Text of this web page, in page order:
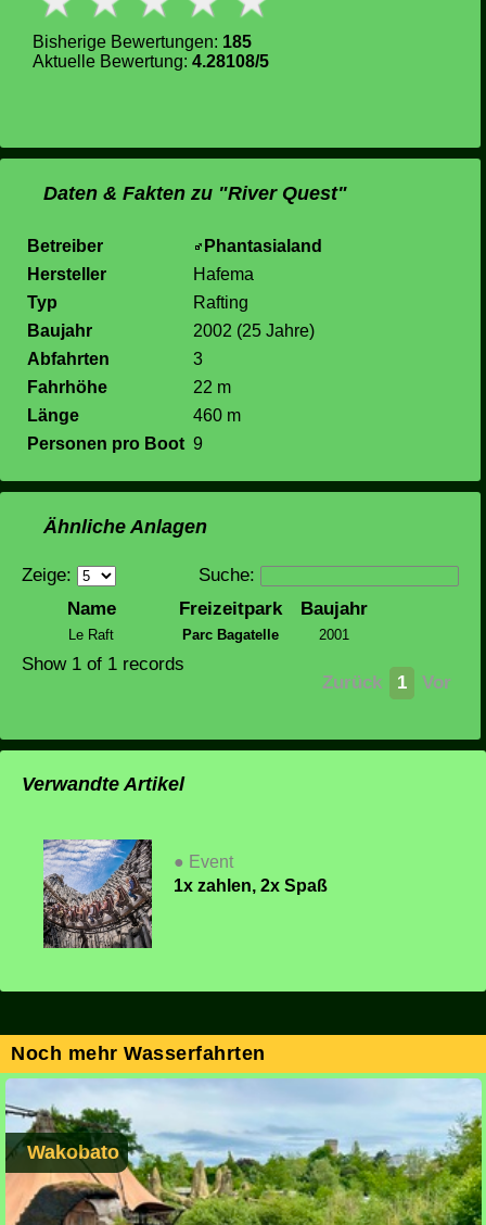
Bisherige Bewertungen: 185
Aktuelle Bewertung: 4.28108/5
Daten & Fakten zu "River Quest"
Betreiber
Phantasialand
Hersteller
Hafema
Typ
Rafting
Baujahr
2002 (25 Jahre)
Abfahrten
3
Fahrhöhe
22 m
Länge
460 m
Personen pro Boot 9
Ähnliche Anlagen
Suche:
Zeige:
Name
Freizeitpark Baujahr
Le Raft Parc Bagatelle 2001
Zurück 1 Vor
Show 1 of 1 records
Verwandte Artikel
● Event
1x zahlen, 2x Spaß
Noch mehr Wasserfahrten
Wakobato